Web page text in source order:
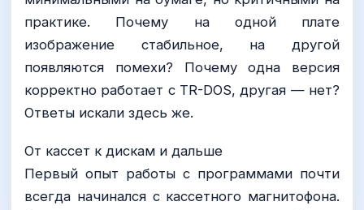
практике. Почему на одной плате
изображение стабильное, на другой
появляются помехи? Почему одна версия
корректно работает с TR-DOS, другая — нет?
Ответы искали здесь же.
От кассет к дискам и дальше
Первый опыт работы с программами почти
всегда начинался с кассетного магнитофона.